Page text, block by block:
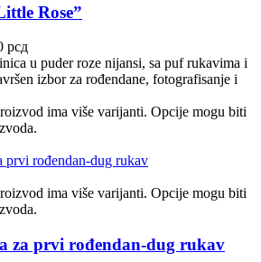
Rose”
рсд
u puder roze nijansi, sa puf rukavima i
izbor za rođendane, fotografisanje i
ima više varijanti. Opcije mogu biti
ima više varijanti. Opcije mogu biti
za prvi rođendan-dug rukav